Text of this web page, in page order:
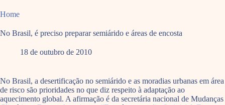
Home
No Brasil, é preciso preparar semiárido e áreas de encosta
18 de outubro de 2010
No Brasil, a desertificação no semiárido e as moradias urbanas em área
de risco são prioridades no que diz respeito à adaptação ao
aquecimento global. A afirmação é da secretária nacional de Mudanças